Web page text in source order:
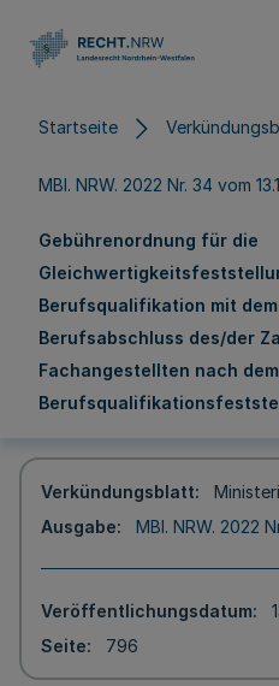
Startseite
MBl. NRW. 2022 Nr. 34 vom
Gebührenordnung für die
Berufsqualifikation mit
Berufsabschluss des/der
Fachangestellten nach dem
Verkündungsblatt
Ausgabe
MBl. NRW. 2022
Veröffentlichungsdatum
Seite
796